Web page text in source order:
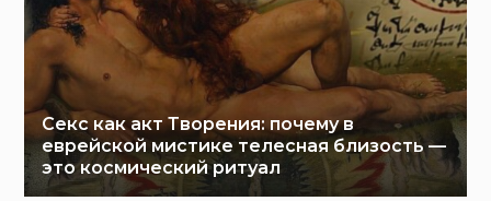
Секс как акт Творения: почему в
еврейской мистике телесная близость —
это космический ритуал